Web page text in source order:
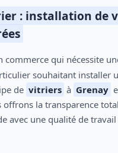
: installation de
commerce qui nécessite
souhaitant installer
de vitriers à Grenay
offrons la transparence
avec une qualité de travail